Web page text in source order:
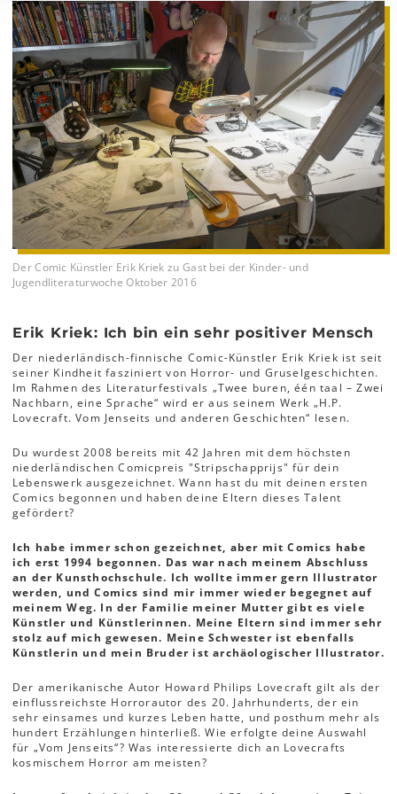
Der Comic Künstler Erik Kriek zu Gast bei der Kinder- und
Jugendliteraturwoche Oktober 2016
Erik Kriek: Ich bin ein sehr positiver Mensch
Der niederländisch-finnische Comic-Künstler Erik Kriek ist seit
seiner Kindheit fasziniert von Horror- und Gruselgeschichten.
Im Rahmen des Literaturfestivals „Twee buren, één taal – Zwei
Nachbarn, eine Sprache“ wird er aus seinem Werk „H.P.
Lovecraft. Vom Jenseits und anderen Geschichten“ lesen.
Du wurdest 2008 bereits mit 42 Jahren mit dem höchsten
niederländischen Comicpreis "Stripschapprijs" für dein
Lebenswerk ausgezeichnet. Wann hast du mit deinen ersten
Comics begonnen und haben deine Eltern dieses Talent
gefördert?
Ich habe immer schon gezeichnet, aber mit Comics habe
ich erst 1994 begonnen. Das war nach meinem Abschluss
an der Kunsthochschule. Ich wollte immer gern Illustrator
werden, und Comics sind mir immer wieder begegnet auf
meinem Weg. In der Familie meiner Mutter gibt es viele
Künstler und Künstlerinnen. Meine Eltern sind immer sehr
stolz auf mich gewesen. Meine Schwester ist ebenfalls
Künstlerin und mein Bruder ist archäologischer Illustrator.
Der amerikanische Autor Howard Philips Lovecraft gilt als der
einflussreichste Horrorautor des 20. Jahrhunderts, der ein
sehr einsames und kurzes Leben hatte, und posthum mehr als
hundert Erzählungen hinterließ. Wie erfolgte deine Auswahl
für „Vom Jenseits“? Was interessierte dich an Lovecrafts
kosmischem Horror am meisten?